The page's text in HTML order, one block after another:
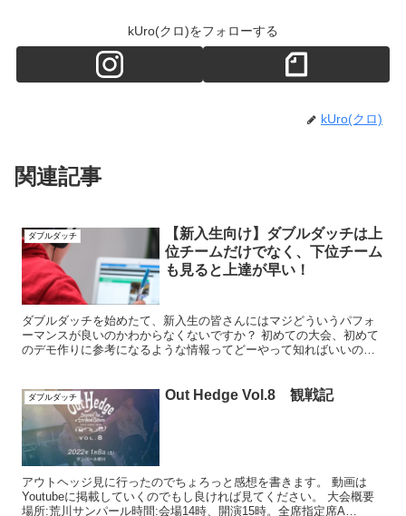
kUro(クロ)をフォローする
kUro(クロ)
関連記事
ダブルダッチ
【新入生向け】ダブルダッチは上
位チームだけでなく、下位チーム
も見ると上達が早い！
ダブルダッチを始めたて、新入生の皆さんにはマジどういうパフォ
ーマンスが良いのかわからなくないですか？ 初めての大会、初めて
のデモ作りに参考になるような情報ってどーやって知ればいいのか
ダブルダッチ Out Hedge Vol.8 観戦記
アウトヘッジ見に行ったのでちょろっと感想を書きます。 動画は
Youtubeに掲載していくのでもし良ければ見てください。 大会概要
場所:荒川サンパール時間:会場14時、開演15時。全席指定席A